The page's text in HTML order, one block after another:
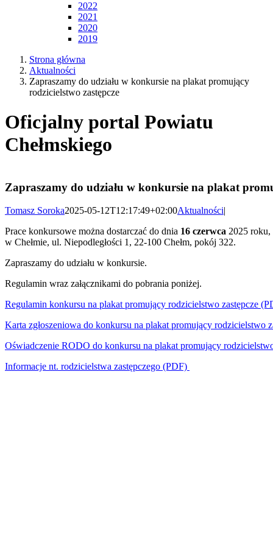
2022
2021
2020
2019
Strona główna
Aktualności
Zapraszamy do udziału w konkursie na plakat promujący
rodzicielstwo zastępcze
Oficjalny portal Powiatu
Chełmskiego
Zapraszamy do udziału w konkursie na plakat
Tomasz Soroka2025-05-12T12:17:49+02:00Aktualności|
Prace konkursowe można dostarczać do dnia 16 czerwca 2025
w Chełmie, ul. Niepodległości 1, 22-100 Chełm, pokój 322.
Zapraszamy do udziału w konkursie.
Regulamin wraz załącznikami do pobrania poniżej.
Regulamin konkursu na plakat promujący rodzicielstwo zastępcze
Karta zgłoszeniowa do konkursu na plakat promujący rodzicielstwo
Oświadczenie RODO do konkursu na plakat promujący
Informacje nt. rodzicielstwa zastępczego (PDF)